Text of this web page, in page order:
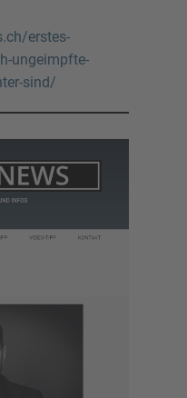
erstes-
ungeimpfte-
sind/